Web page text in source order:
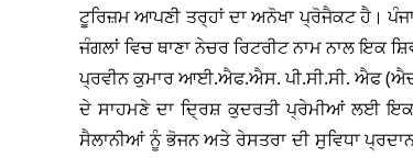
ਟੂਰਿਜ਼ਮ ਆਪਣੀ ਤਰ੍ਹਾਂ ਦਾ ਅਨੋਖਾ ਪ੍ਰੋਜੈਕਟ ਹੈ।
ਜੰਗਲਾਂ ਵਿਚ ਥਾਣਾ ਨੇਚਰ ਰਿਟਰੀਟ ਨਾਮ ਨਾਲ ਇਕ
ਪ੍ਰਵੀਨ ਕੁਮਾਰ ਆਈ.ਐਫ.ਐਸ. ਪੀ.ਸੀ.ਸੀ. ਐਫ
ਦੇ ਸਾਹਮਣੇ ਦਾ ਦ੍ਰਿਸ਼ ਕੁਦਰਤੀ ਪ੍ਰੇਮੀਆਂ ਲਈ
ਸੈਲਾਨੀਆਂ ਨੂੰ ਭੋਜਨ ਅਤੇ ਰੇਸਤਰਾ ਦੀ ਸੁਵਿਧਾ